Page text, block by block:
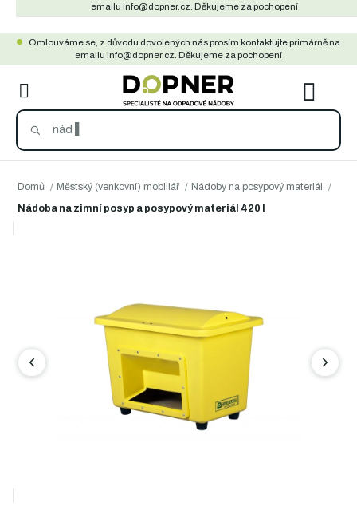
obsah
emailu info@dopner.cz. Děkujeme za pochopení
Omlouváme se, z důvodu dovolených nás prosím kontaktujte primárně na
emailu info@dopner.cz. Děkujeme za pochopení
KOŠÍK
Domů / Městský (venkovní) mobiliář / Nádoby na posypový materiál
/
Nádoba na zimní posyp a posypový materiál 420 l